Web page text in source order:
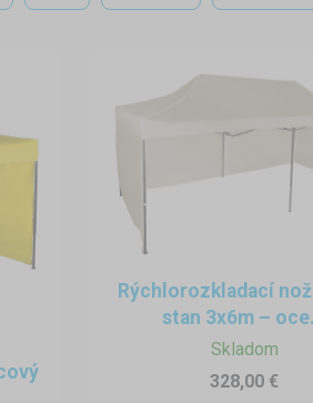
Rýchlorozkladací
stan 3x6m –
Skladom
328,00 €